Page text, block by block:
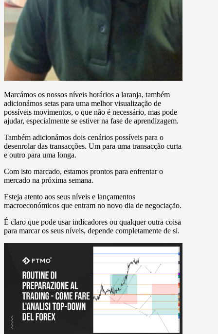
Marcámos os nossos níveis horários a laranja, também
adicionámos setas para uma melhor visualização de
possíveis movimentos, o que não é necessário, mas pode
ajudar, especialmente se estiver na fase de aprendizagem.
Também adicionámos dois cenários possíveis para o
desenrolar das transacções. Um para uma transacção curta
e outro para uma longa.
Com isto marcado, estamos prontos para enfrentar o
mercado na próxima semana.
Esteja atento aos seus níveis e lançamentos
macroeconómicos que entram no novo dia de negociação.
É claro que pode usar indicadores ou qualquer outra coisa
para marcar os seus níveis, depende completamente de si.